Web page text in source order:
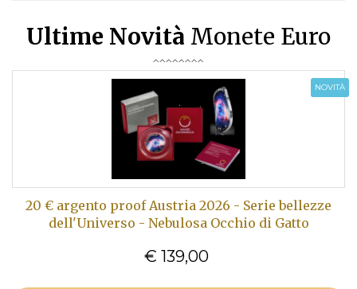
Ultime Novità Monete Euro
NOVITÀ
20 € argento proof Austria 2026 - Serie bellezze
dell'Universo - Nebulosa Occhio di Gatto
€ 139,00